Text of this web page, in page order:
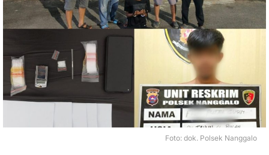
i
n
k
u
s
P
d
Foto: dok. Polsek Nanggalo